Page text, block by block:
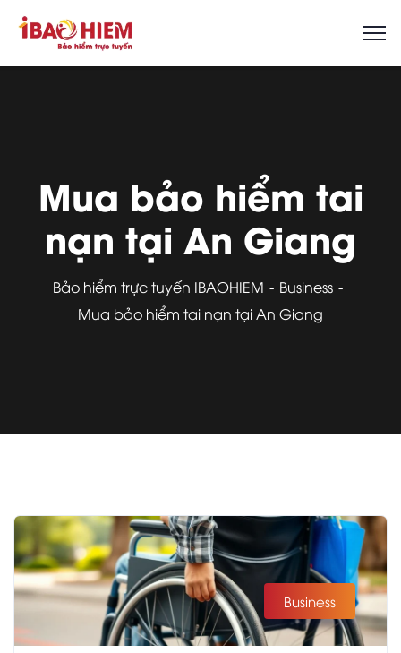
Mua bảo hiểm tai
nạn tại An Giang
Bảo hiểm trực tuyến IBAOHIEM
Business
Mua bảo hiểm tai nạn tại An Giang
Business